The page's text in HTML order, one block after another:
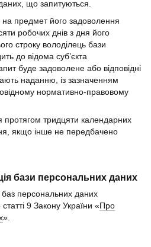
що запитуються.
предмет його задоволення
робочих днів з дня його
строку володілець бази
до відома суб’єкта
буде задоволене або відповідні
наданню, із зазначенням
нормативно-правовому
протягом тридцяти календарних
якщо інше не передбачено
бази персональних даних
персональних даних
9 Закону України «Про
».